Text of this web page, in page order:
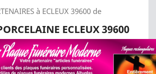
à ECLEUX 39600 de
ECLEUX 39600